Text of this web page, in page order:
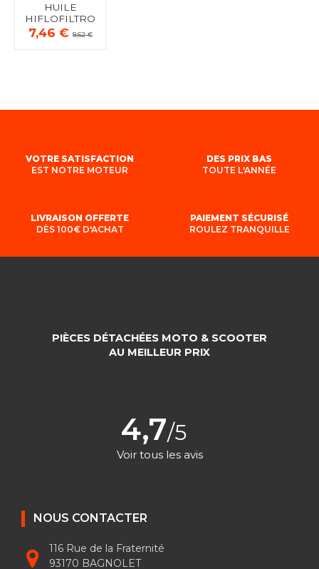
HUILE
HIFLOFILTRO
HF183
7,46 €9,62 €
VOTRE SATISFACTION
EST NOTRE MOTEUR
DES PRIX BAS
TOUTE L'ANNÉE
LIVRAISON OFFERTE
DÈS 100€ D'ACHAT
PAIEMENT SÉCURISÉ
ROULEZ TRANQUILLE
PIÈCES DÉTACHÉES MOTO & SCOOTER
AU MEILLEUR PRIX
4,7/5
Voir tous les avis
NOUS CONTACTER
116 Rue de la Fraternité
93170 BAGNOLET